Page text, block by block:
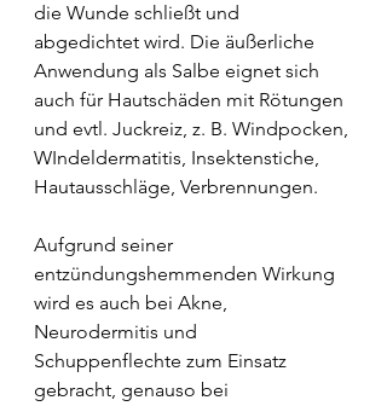
die Wunde schließt und
abgedichtet wird. Die äußerliche
Anwendung als Salbe eignet sich
auch für Hautschäden mit Rötungen
und evtl. Juckreiz, z. B. Windpocken,
WIndeldermatitis, Insektenstiche,
Hautausschläge, Verbrennungen.
Aufgrund seiner
entzündungshemmenden Wirkung
wird es auch bei Akne,
Neurodermitis und
Schuppenflechte zum Einsatz
gebracht, genauso bei